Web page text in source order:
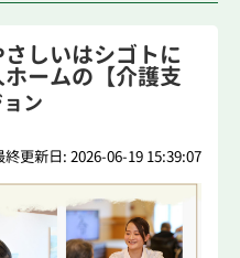
しいはシゴトに
ームの【介護支
ン
終更新日: 2026-06-19 15:39:07